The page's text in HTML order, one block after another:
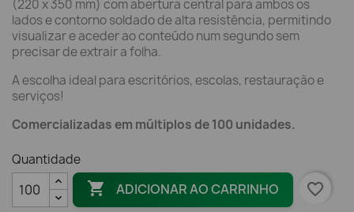
(220 x 350 mm) com abertura central para ambos os
lados e contorno soldado de alta resistência, permitindo
visualizar e aceder ao conteúdo num segundo sem
precisar de extrair a folha.
A escolha ideal para escritórios, escolas, restauração e
serviços!
Comercializadas em múltiplos de 100 unidades.
Quantidade
 ADICIONAR AO CARRINHO favorite_border